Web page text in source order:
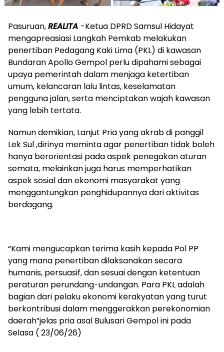
Pasuruan,REALITA -Ketua DPRD Samsul Hidayat
mengapreasiasi Langkah Pemkab melakukan
penertiban Pedagang Kaki Lima (PKL) di kawasan
Bundaran Apollo Gempol perlu dipahami sebagai
upaya pemerintah dalam menjaga ketertiban
umum, kelancaran lalu lintas, keselamatan
pengguna jalan, serta menciptakan wajah kawasan
yang lebih tertata.
Namun demikian, Lanjut Pria yang akrab di panggil
Lek Sul ,dirinya meminta agar penertiban tidak boleh
hanya berorientasi pada aspek penegakan aturan
semata, melainkan juga harus memperhatikan
aspek sosial dan ekonomi masyarakat yang
menggantungkan penghidupannya dari aktivitas
berdagang.
“Kami mengucapkan terima kasih kepada Pol PP
yang mana penertiban dilaksanakan secara
humanis, persuasif, dan sesuai dengan ketentuan
peraturan perundang-undangan. Para PKL adalah
bagian dari pelaku ekonomi kerakyatan yang turut
berkontribusi dalam menggerakkan perekonomian
daerah”jelas pria asal Bulusari Gempol ini pada
Selasa ( 23/06/26)